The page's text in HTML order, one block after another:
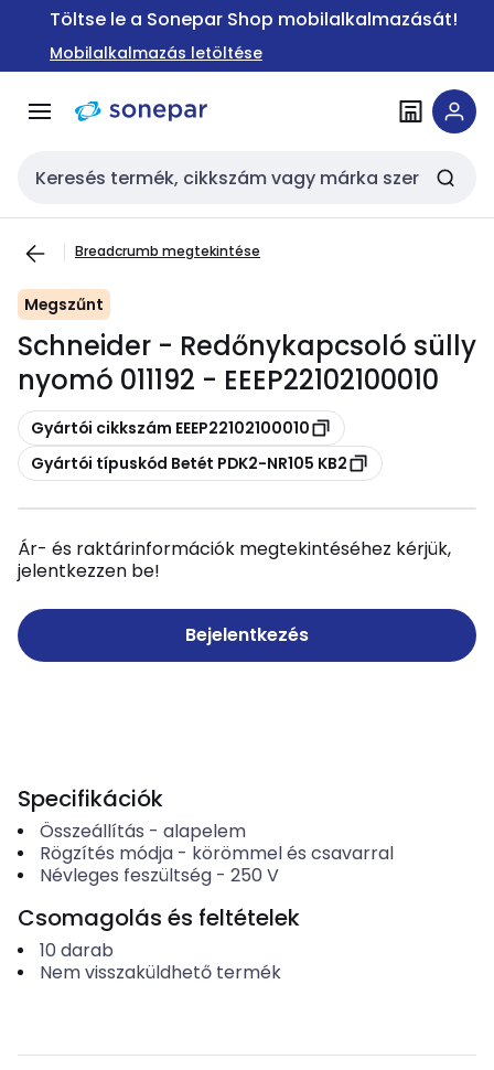
Ugrás a
Ugrás a
tartalomra
Töltse le a Sonepar Shop mobilalkalmazását!
Mobilalkalmazás letöltése
Keresési bemenet
Breadcrumb megtekintése
Megszűnt
Schneider - Redőnykapcsoló sülly
nyomó 011192 - EEEP22102100010
Másolás
Gyártói cikkszám EEEP22102100010
Másolás
Gyártói típuskód Betét PDK2-NR105 KB2
Ár- és raktárinformációk megtekintéséhez kérjük,
jelentkezzen be!
Bejelentkezés
Specifikációk
Összeállítás - alapelem
Rögzítés módja- körömmel és csavarral
Névleges feszültség- 250 V
Csomagolás és feltételek
10 darab
Nem visszaküldhető termék